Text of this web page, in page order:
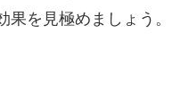
果を見極めましょう。